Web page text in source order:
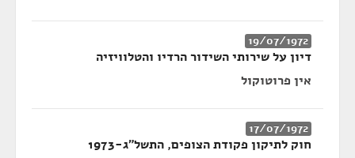
19/07/1972
דיון על שירותי השידור הרדיו והטלוויזיה
אין פרוטוקול
17/07/1972
חוק לתיקון פקודת הצופים, התשל"ג-1973